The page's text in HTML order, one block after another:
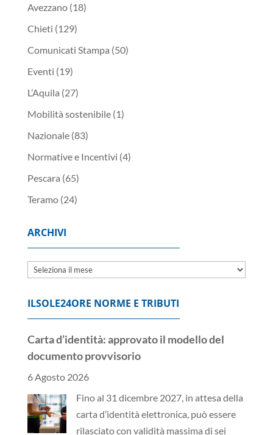
Avezzano(18)
Chieti (129)
Comunicati Stampa (50)
Eventi (19)
L’Aquila (27)
Mobilità sostenibile(1)
Nazionale(83)
Normative e Incentivi (4)
Pescara (65)
Teramo(24)
ARCHIVI
Archivi
ILSOLE24ORE NORME E TRIBUTI
Carta d’identità: approvato il modello del
documento provvisorio
6 Agosto 2026
Fino al 31 dicembre 2027, in attesa della
carta d’identità elettronica, può essere
rilasciato con validità massima di sei